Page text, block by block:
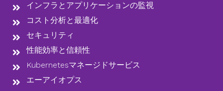
インフラとアプリケーションの監視
コスト分析と最適化
セキュリティ
性能効率と信頼性
Kubernetesマネージドサービス
エーアイオプス